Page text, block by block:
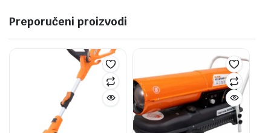
Preporučeni proizvodi